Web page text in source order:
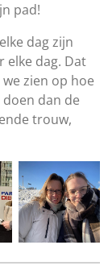
pad!
dag zijn
elke dag. Dat
zien op hoe
dan de
trouw,